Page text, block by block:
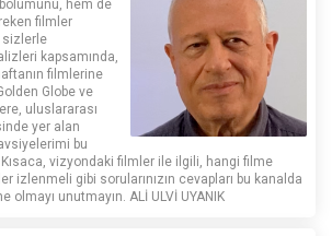
hem de
filmler
sizlerle
kapsamında,
filmlerine
Globe ve
uluslararası
yer alan
bu
Kısaca, vizyondaki filmler ile ilgili, hangi filme
izlenmeli gibi sorularınızın cevapları bu kanalda
olmayı unutmayın. ALİ ULVİ UYANIK